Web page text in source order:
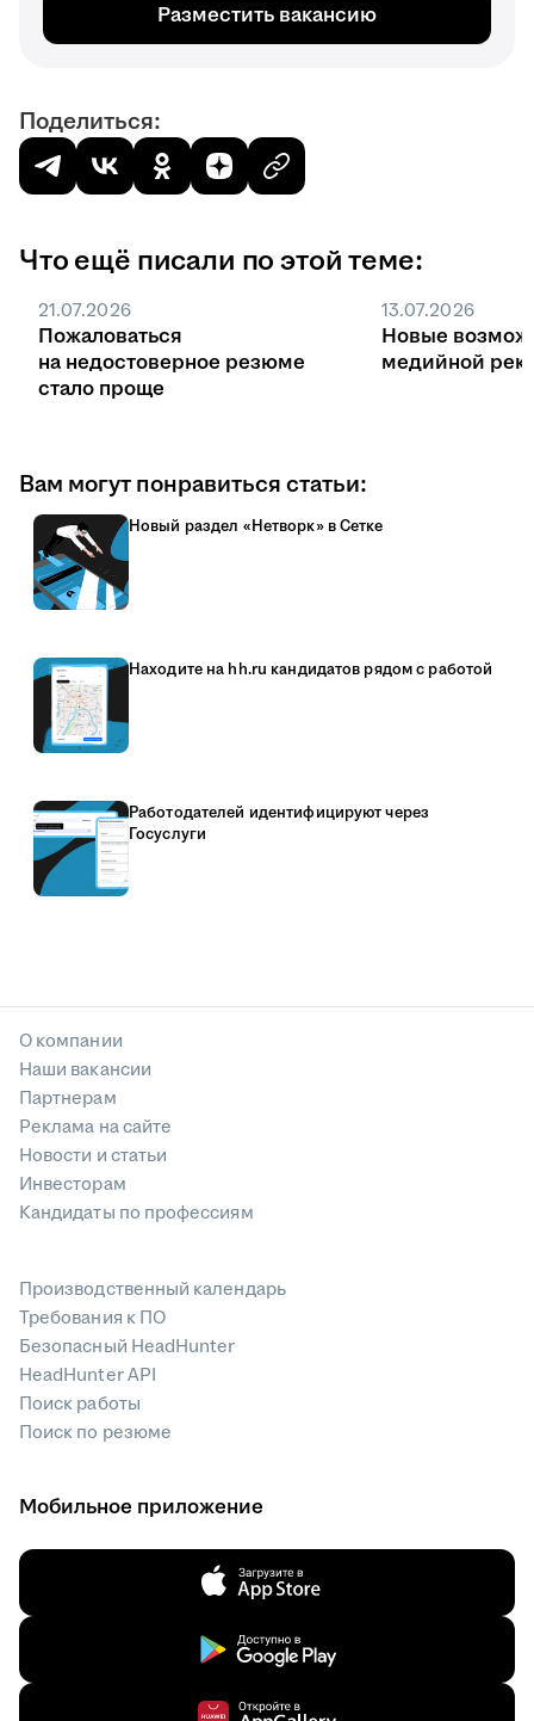
Разместить вакансию
Поделиться:
Что ещё писали по этой теме:
21.07.2026
Пожаловаться
на недостоверное резюме
стало проще
13.07.2026
Новые
медийной
Вам могут понравиться статьи:
Новый раздел «Нетворк» в Сетке
Находите на hh.ru кандидатов рядом с работой
Работодателей идентифицируют через
Госуслуги
О компании
Наши вакансии
Партнерам
Реклама на сайте
Новости и статьи
Инвесторам
Кандидаты по профессиям
Производственный календарь
Требования к ПО
Безопасный HeadHunter
HeadHunter API
Поиск работы
Поиск по резюме
Мобильное приложение